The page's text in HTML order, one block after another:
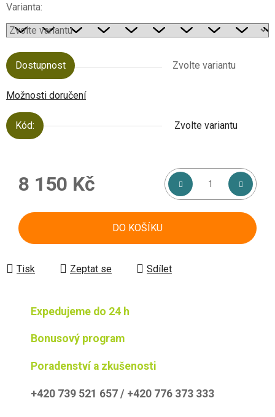
Varianta:
Dostupnost Zvolte variantu
Možnosti doručení
Kód: Zvolte variantu
8 150 Kč
DO KOŠÍKU
Tisk Zeptat se Sdílet
Expedujeme do 24 h
Bonusový program
Poradenství a zkušenosti
+420 739 521 657 / +420 776 373 333